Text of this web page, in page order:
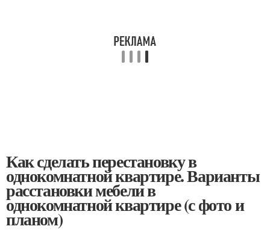
Как сделать перестановку в
однокомнатной квартире. Варианты
расстановки мебели в
однокомнатной квартире (с фото и
планом)